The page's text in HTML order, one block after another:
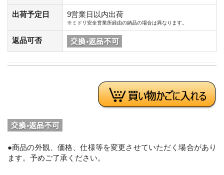
出荷予定日 9営業日以内出荷
※ミドリ安全営業所経由の納品の場合は異なります。
返品可否
●商品の外観、価格、仕様等を変更させていただく場合があり
ます。予めご了承ください。